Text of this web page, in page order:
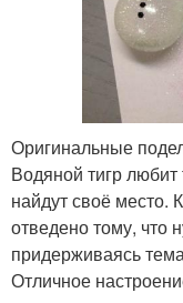
Оригинальные
Водяной тигр
найдут своё место.
отведено тому, что
придерживаясь
Отличное